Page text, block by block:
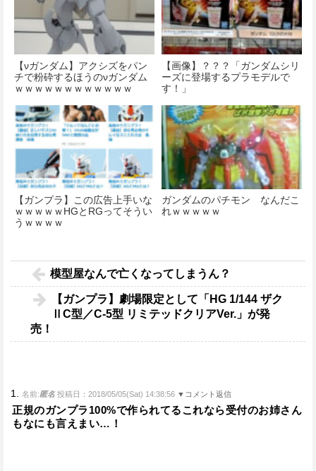
【νガンダム】アクシズをパン
チで粉砕するほうのνガンダム
ｗｗｗｗｗｗｗｗｗｗｗｗ
【画像】？？？「ガンダムシリ
ーズに登場するプラモデルで
す！」
【ガンプラ】この広告上手いな
ｗｗｗｗｗHGとRGってそうい
うｗｗｗｗ
ガンダムのパチモン なんだこ
れｗｗｗｗｗ
模型屋なんで亡くなってしまうん？
【ガンプラ】劇場限定として「HG 1/144 ザク
ⅡC型／C-5型 リミテッドクリアVer.」が発
売！
1. 名前:匿名 投稿日：2018/05/05(Sat) 14:38:56 ▼コメント返信
正規のガンプラ100%で作られてるこれなら受付のお姉さん
もなにも言えまい…！